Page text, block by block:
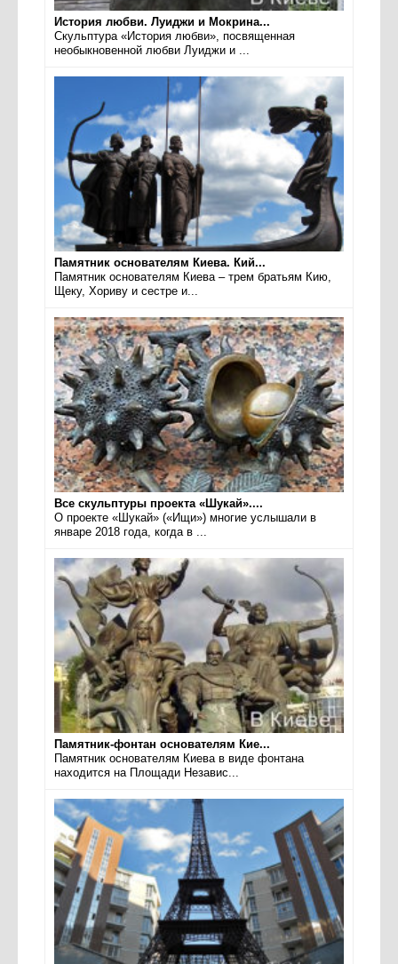
История любви. Луиджи и Мокрина...
Скульптура «История любви», посвященная
необыкновенной любви Луиджи и ...
Памятник основателям Киева. Кий...
Памятник основателям Киева – трем братьям Кию,
Щеку, Хориву и сестре и...
Все скульптуры проекта «Шукай»....
О проекте «Шукай» («Ищи») многие услышали в
январе 2018 года, когда в ...
Памятник-фонтан основателям Кие...
Памятник основателям Киева в виде фонтана
находится на Площади Независ...